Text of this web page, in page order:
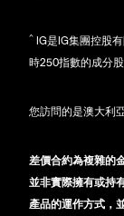
^ IG是IG集團控股
時250指數的成分股
您訪問的是澳大利
差價合約為複雜的
並非實際擁有或持
產品的運作方式，